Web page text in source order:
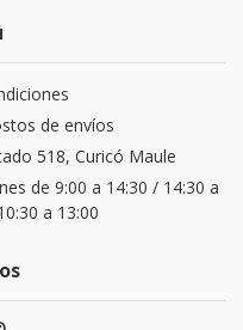
de envíos
518, Curicó Maule
de 9:00 a 14:30 / 14:30 a
a 13:00